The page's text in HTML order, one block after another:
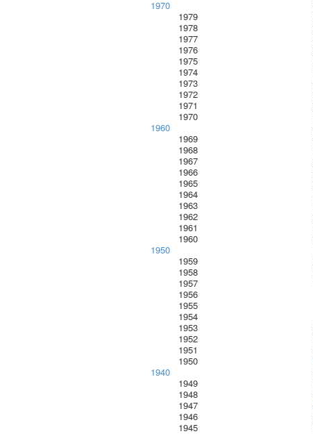
1970
1979
1978
1977
1976
1975
1974
1973
1972
1971
1970
1960
1969
1968
1967
1966
1965
1964
1963
1962
1961
1960
1950
1959
1958
1957
1956
1955
1954
1953
1952
1951
1950
1940
1949
1948
1947
1946
1945